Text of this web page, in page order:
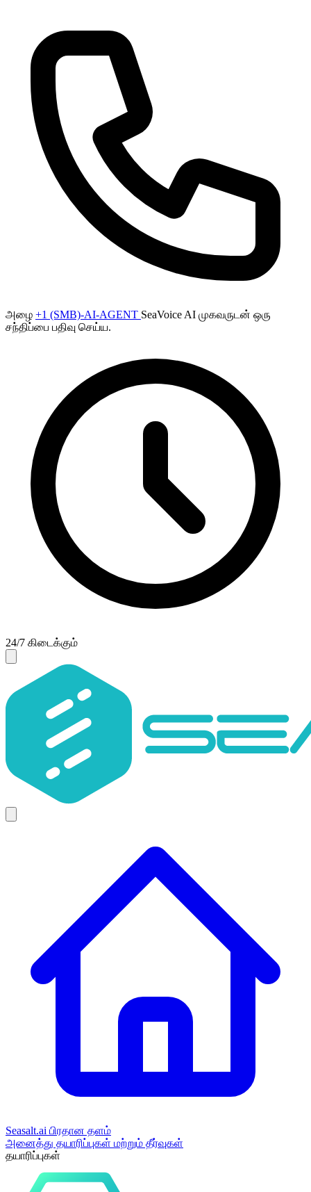
அழை +1 (SMB)-AI-AGENT SeaVoice AI முகவருடன் ஒரு
சந்திப்பை பதிவு செய்ய.
24/7 கிடைக்கும்
Seasalt.ai பிரதான தளம்
அனைத்து தயாரிப்புகள் மற்றும் தீர்வுகள்
தயாரிப்புகள்